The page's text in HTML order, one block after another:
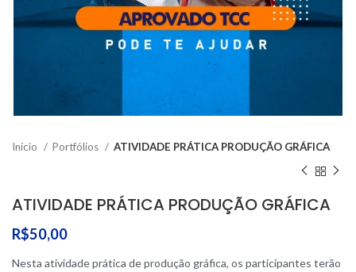
Início Portfólios ATIVIDADE PRÁTICA PRODUÇÃO GRÁFICA
ATIVIDADE PRÁTICA PRODUÇÃO GRÁFICA
R$50,00
Nesta atividade prática de produção gráfica, os participantes terão